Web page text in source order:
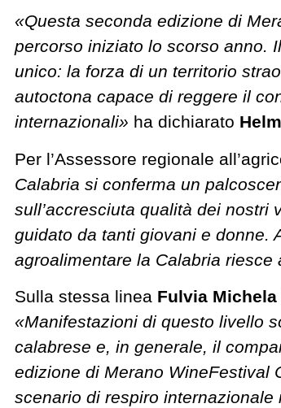
«Questa seconda edizione di
percorso iniziato lo scorso anno.
unico: la forza di un territorio
autoctona capace di reggere il
internazionali» ha dichiarato
Per l’Assessore regionale
Calabria si conferma un
sull’accresciuta qualità dei nostri
guidato da tanti giovani e donne.
agroalimentare la Calabria
Sulla stessa linea Fulvia
«Manifestazioni di questo livello
calabrese e, in generale, il
edizione di Merano WineFestival
scenario di respiro